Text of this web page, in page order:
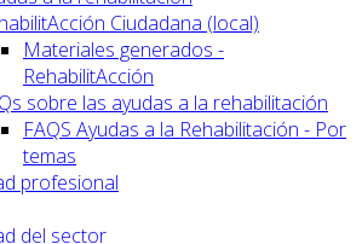
Ciudadana (local)
Materiales generados -
RehabilitAcción
sobre las ayudas a la rehabilitación
FAQS Ayudas a la Rehabilitación - Por
temas
profesional
del sector